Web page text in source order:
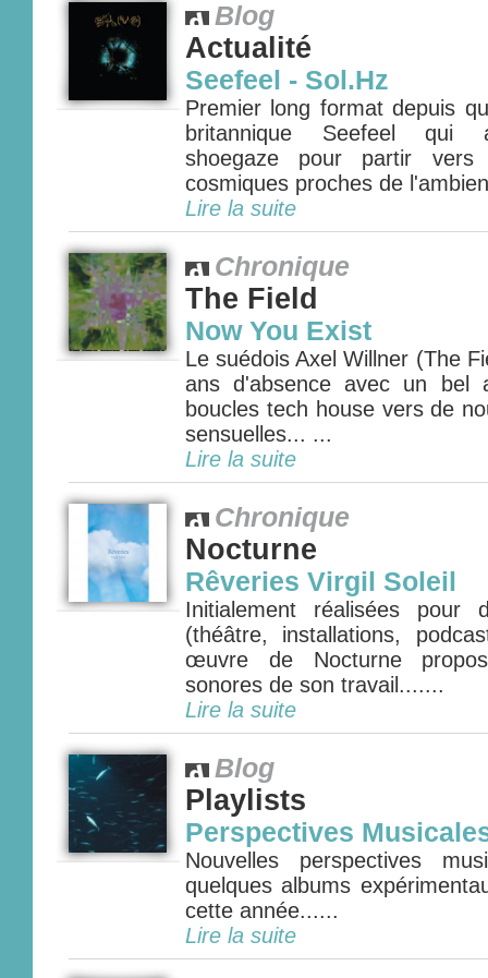
Blog
Actualité
Seefeel - Sol.Hz
Premier long format depuis
britannique Seefeel qui
shoegaze pour partir
cosmiques proches de
Lire la suite
Chronique
The Field
Now You Exist
Le suédois Axel Willner (The
ans d'absence avec un bel
boucles tech house vers de
sensuelles... ...
Lire la suite
Chronique
Nocturne
Rêveries Virgil Soleil
Initialement réalisées pour
(théâtre, installations,
œuvre de Nocturne
sonores de son travail.......
Lire la suite
Blog
Playlists
Perspectives
Nouvelles perspectives
quelques albums
cette année......
Lire la suite